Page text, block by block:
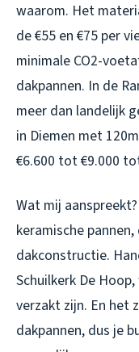
waarom. Het
de €55 en €75 per
minimale CO2-
dakpannen. In de
meer dan landelijk
in Diemen met
€6.600 tot €9.000
Wat mij
keramische
dakconstructie.
Schuilkerk De
verzakt zijn. En het
dakpannen, dus je